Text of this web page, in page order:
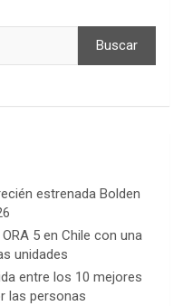
Buscar
estrenada Bolden
5 en Chile con una
unidades
entre los 10 mejores
las personas